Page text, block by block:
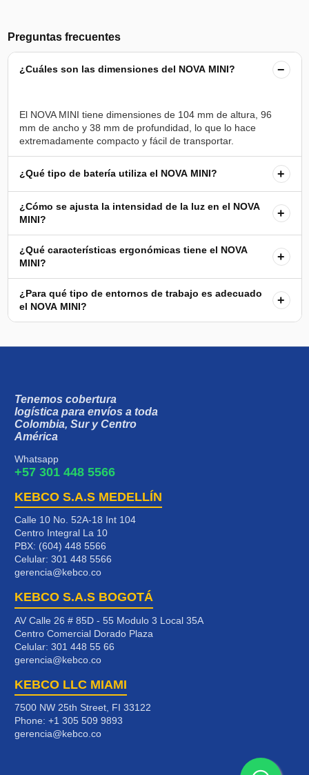
Preguntas frecuentes
¿Cuáles son las dimensiones del NOVA MINI? −
El NOVA MINI tiene dimensiones de 104 mm de altura, 96
mm de ancho y 38 mm de profundidad, lo que lo hace
¿Qué tipo de batería utiliza el NOVA MINI? +
¿Cómo se ajusta la intensidad de la luz en el NOVA
MINI?
+
¿Qué características ergonómicas tiene el NOVA
MINI?
+
¿Para qué tipo de entornos de trabajo es adecuado
el NOVA MINI?
+
Tenemos cobertura
logística para envíos a toda
Colombia, Sur y Centro
América
Whatsapp
+57 301 448 5566
KEBCO S.A.S MEDELLÍN
Calle 10 No. 52A-18 Int 104
Centro Integral La 10
PBX: (604) 448 5566
Celular: 301 448 5566
gerencia@kebco.co
KEBCO S.A.S BOGOTÁ
AV Calle 26 # 85D - 55 Modulo 3 Local 35A
Centro Comercial Dorado Plaza
Celular: 301 448 55 66
gerencia@kebco.co
KEBCO LLC MIAMI
7500 NW 25th Street, FI 33122
Phone: +1 305 509 9893
gerencia@kebco.co